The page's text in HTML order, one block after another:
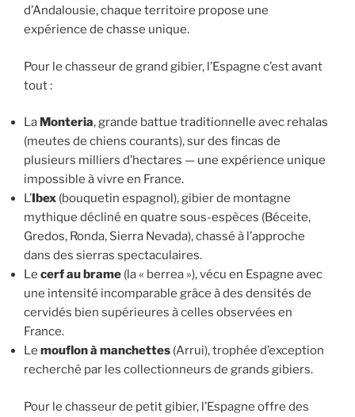
d’Andalousie, chaque territoire propose une
expérience de chasse unique.
Pour le chasseur de grand gibier, l’Espagne c’est avant
tout :
La Monteria, grande battue traditionnelle avec rehalas
(meutes de chiens courants), sur des fincas de
plusieurs milliers d’hectares — une expérience unique
impossible à vivre en France.
L’Ibex (bouquetin espagnol), gibier de montagne
mythique décliné en quatre sous-espèces (Béceite,
Gredos, Ronda, Sierra Nevada), chassé à l’approche
dans des sierras spectaculaires.
Le cerf au brame (la « berrea »), vécu en Espagne avec
une intensité incomparable grâce à des densités de
cervidés bien supérieures à celles observées en
France.
Le mouflon à manchettes (Arrui), trophée d’exception
recherché par les collectionneurs de grands gibiers.
Pour le chasseur de petit gibier, l’Espagne offre des